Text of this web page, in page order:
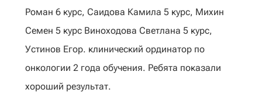
Роман 6 курс, Саидова Камила 5 курс, Михин
Семен 5 курс Виноходова Светлана 5 курс,
Устинов Егор. клинический ординатор по
онкологии 2 года обучения. Ребята показали
хороший результат.